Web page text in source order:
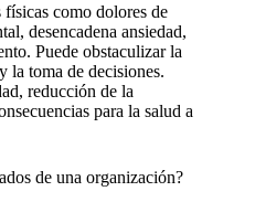
como dolores de
desencadena ansiedad,
Puede obstaculizar la
la toma de decisiones.
reducción de la
para la salud a
de una organización?